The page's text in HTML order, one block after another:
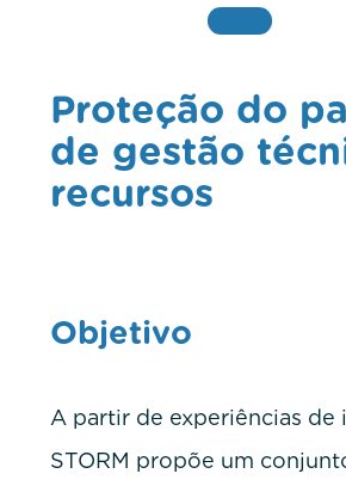
Proteção do
de gestão
recursos
Objetivo
A partir de experiências de
STORM propõe um